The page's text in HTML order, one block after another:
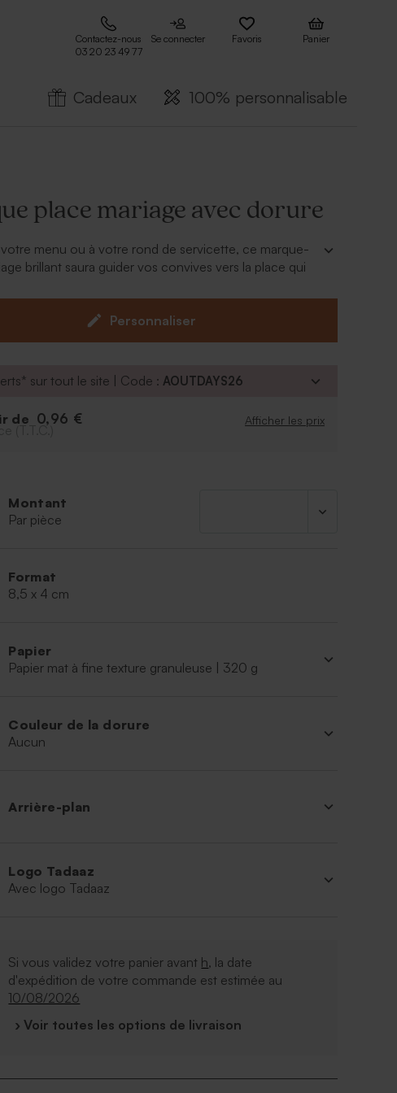
Contactez-nous
03 20 23 49 77
Se connecter Favoris Panier
Cadeaux 100% personnalisable
place mariage avec dorure
menu ou à votre rond de servicette, ce marque-
brillant saura guider vos convives vers la place qui
outil de personnalisation vous pourrez y ajouter vos
un bon appétit. Les prénoms de vos invités seront à
votre plus belle écriture.
Personnaliser
sur tout le site | Code :AOUTDAYS26
de 0,96 € Afficher les prix
(T.T.C.)
Montant
Par pièce
Format
8,5 x 4 cm
Papier
Papier mat à fine texture granuleuse | 320 g
Couleur de la dorure
Aucun
Arrière-plan
Logo Tadaaz
Avec logo Tadaaz
Si vous validez votre panier avant h, la date
d'expédition de votre commande est estimée au
10/08/2026
› Voir toutes les options de livraison